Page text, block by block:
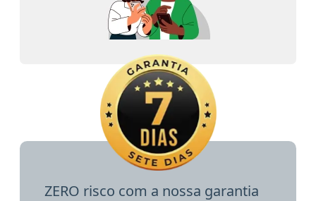
ZERO risco com a nossa garantia